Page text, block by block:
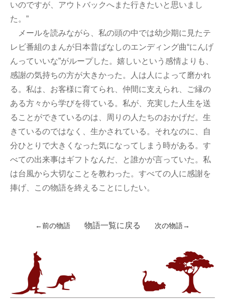
いのですが、アウトバックへまた行きたいと思いまし
た。”
メールを読みながら、私の頭の中では幼少期に見たテ
レビ番組のまんが日本昔ばなしのエンディング曲“にんげ
んっていいな”がループした。嬉しいという感情よりも、
感謝の気持ちの方が大きかった。人は人によって磨かれ
る。私は、お客様に育てられ、仲間に支えられ、ご縁の
ある方々から学びを得ている。私が、充実した人生を送
ることができているのは、周りの人たちのおかげだ。生
きているのではなく、生かされている。それなのに、自
分ひとりで大きくなった気になってしまう時がある。す
べての出来事はギフトなんだ、と誰かが言っていた。私
は台風から大切なことを教わった。すべての人に感謝を
捧げ、この物語を終えることにしたい。
←前の物語 物語一覧に戻る 次の物語→